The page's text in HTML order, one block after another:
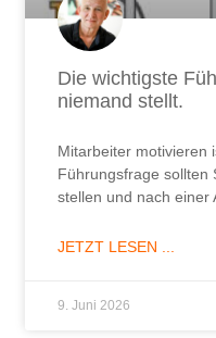
Die wichtigste
niemand stellt.
Mitarbeiter motivieren
Führungsfrage sollten
stellen und nach einer
JETZT LESEN ...
9. Juni 2026